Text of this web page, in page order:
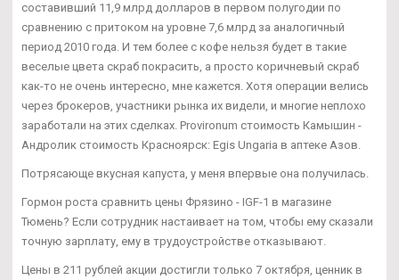
составивший 11,9 млрд долларов в первом полугодии по
сравнению с притоком на уровне 7,6 млрд за аналогичный
период 2010 года. И тем более с кофе нельзя будет в такие
веселые цвета скраб покрасить, а просто коричневый скраб
как-то не очень интересно, мне кажется. Хотя операции велись
через брокеров, участники рынка их видели, и многие неплохо
заработали на этих сделках. Provironum стоимость Камышин -
Андролик стоимость Красноярск: Egis Ungaria в аптеке Азов.
Потрясающе вкусная капуста, у меня впервые она получилась.
Гормон роста сравнить цены Фрязино - IGF-1 в магазине
Тюмень? Если сотрудник настаивает на том, чтобы ему сказали
точную зарплату, ему в трудоустройстве отказывают.
Цены в 211 рублей акции достигли только 7 октября, ценник в